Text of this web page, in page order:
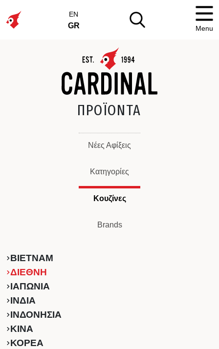
EN
GR Menu
ΠΡΟΪΟΝΤΑ
Νέες Αφίξεις
Κατηγορίες
Κουζίνες
Brands
ΒΙΕΤΝΑΜ
ΔΙΕΘΝΗ
ΙΑΠΩΝΙΑ
ΙΝΔΙΑ
ΙΝΔΟΝΗΣΙΑ
ΚINA
ΚΟΡΕΑ